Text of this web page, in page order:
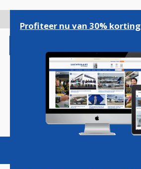
gaan
Magazine Podcasts
Profiteer nu van 30% korting